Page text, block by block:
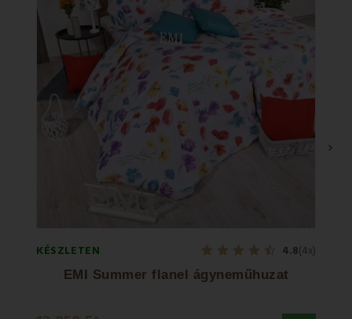
KÉSZLETEN 4.8(4x)
EMI Summer flanel ágyneműhuzat
›